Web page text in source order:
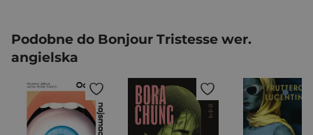
Podobne do Bonjour Tristesse wer.
angielska